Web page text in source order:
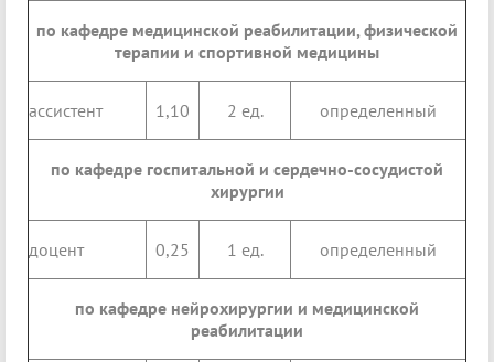
по кафедре медицинской реабилитации, физической
терапии и спортивной медицины
ассистент 1,10 2 ед. определенный
по кафедре госпитальной и сердечно-сосудистой
хирургии
доцент 0,25 1 ед. определенный
по кафедре нейрохирургии и медицинской
реабилитации